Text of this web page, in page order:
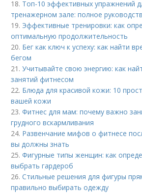
18. Топ-10 эффективных упражнений
тренажерном зале: полное
19. Эффективные тренировки: как
оптимальную продолжительность
20. Бег как ключ к успеху: как найти
бегом
21.Учитывайте свою энергию: как
занятий фитнесом
22. Блюда для красивой кожи: 10
вашей кожи
23.Фитнес для мам: почему важно
грудного вскармливания
24. Развенчание мифов о фитнесе
вы должны знать
25.Фигурные типы женщин: как
выбрать гардероб
26.Стильные решения для фигуры
правильно выбирать одежду